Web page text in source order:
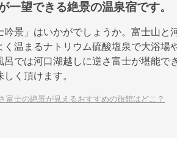
一望できる絶景の温泉宿です。
吟景」はいかがでしょうか。富士山
く温まるナトリウム硫酸塩泉で大浴場
呂では河口湖越しに逆さ富士が堪能で
く頂けます。
富士の絶景が見えるおすすめの旅館はどこ？